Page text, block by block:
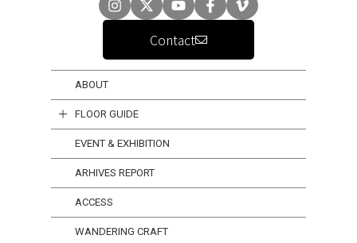
Contact
ABOUT
FLOOR GUIDE
EVENT & EXHIBITION
ARHIVES REPORT
ACCESS
WANDERING CRAFT